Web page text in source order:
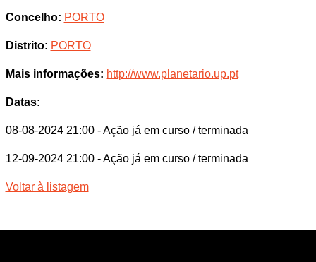
Concelho: PORTO
Distrito: PORTO
Mais informações: http://www.planetario.up.pt
Datas:
08-08-2024 21:00 - Ação já em curso / terminada
12-09-2024 21:00 - Ação já em curso / terminada
Voltar à listagem